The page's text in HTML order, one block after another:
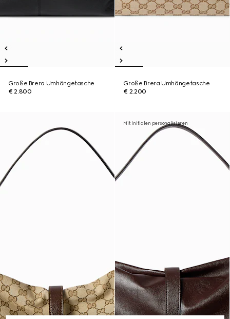
Große Brera Umhängetasche
€ 2.800
Große Brera Umhängetasche
€ 2.200
Mit Initialen personalisieren